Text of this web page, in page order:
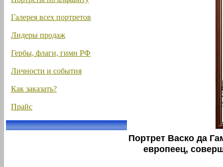
Галерея всех портретов
Лидеры продаж
Гербы, флаги, гимн РФ
Личности и события
Как заказать?
Прайс
Портрет Васко да
европеец,